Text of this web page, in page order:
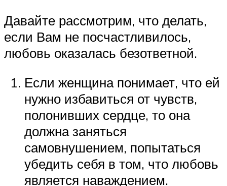
Давайте рассмотрим, что делать,
если Вам не посчастливилось,
любовь оказалась безответной.
Если женщина понимает, что ей
нужно избавиться от чувств,
полонивших сердце, то она
должна заняться
самовнушением, попытаться
убедить себя в том, что любовь
является наваждением.